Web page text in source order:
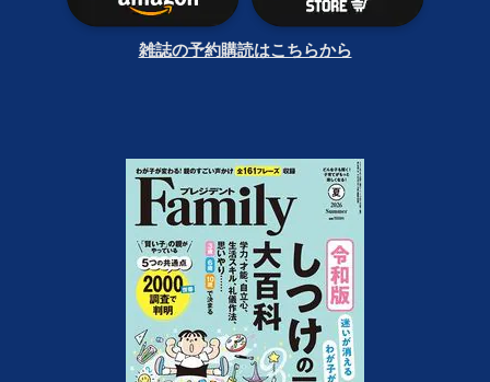
雑誌の予約購読はこちらから